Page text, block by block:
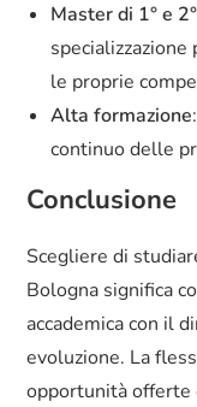
Master di 1° e
le proprie
Alta formazione
continuo delle
Conclusione
Scegliere di
Bologna significa
accademica con il
evoluzione. La
opportunità offerte